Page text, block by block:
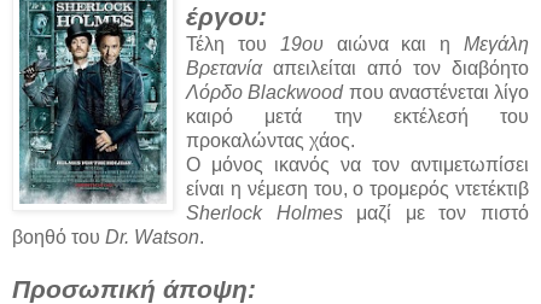
έργου:
Τέλη του 19ου αιώνα και ηΜεγάλη
Βρετανίααπειλείται από τον διαβόητο
Λόρδο Blackwoodπου αναστένεται λίγο
καιρό μετά την εκτέλεσή του
προκαλώντας χάος.
Ο μόνος ικανός να τον αντιμετωπίσει
είναι η νέμεση του, ο τρομερός ντετέκτιβ
Sherlock Holmesμαζί με τον πιστό
βοηθό του Dr. Watson.
Προσωπική άποψη: